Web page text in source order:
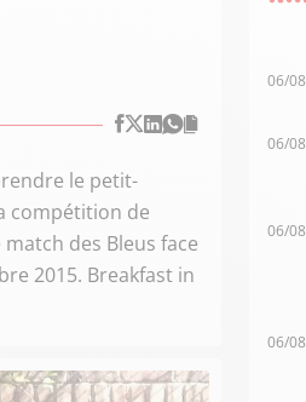
le petit-
compétition de
des Bleus face
2015. Breakfast in
06/
06/
06/
06/